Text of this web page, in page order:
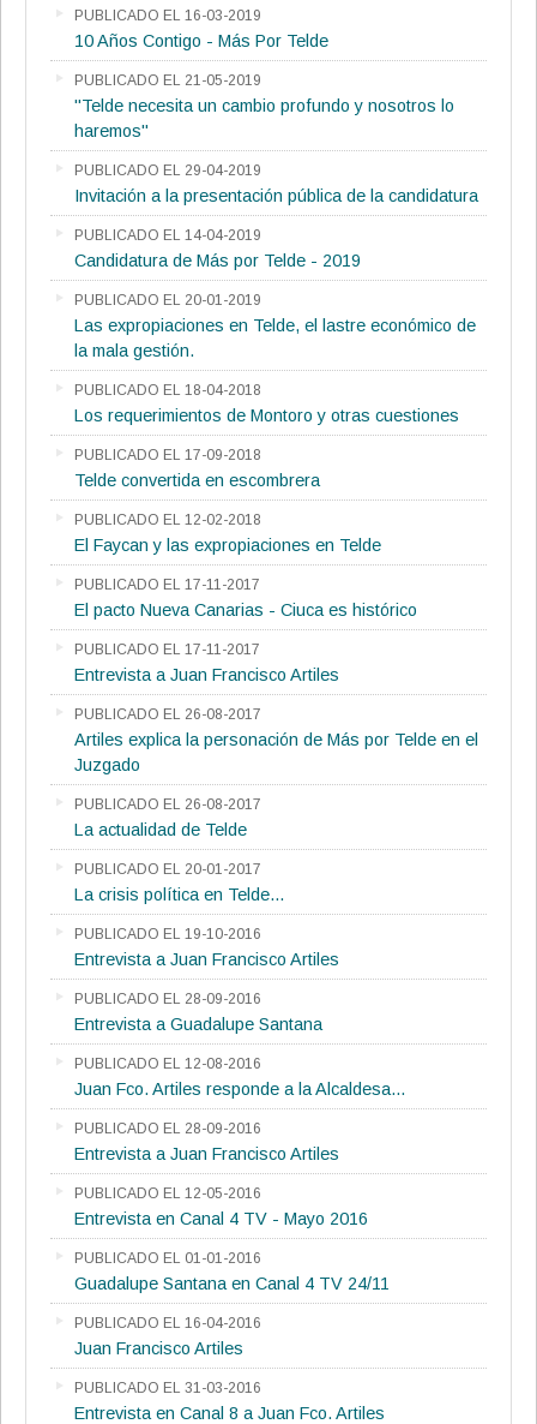
PUBLICADO EL 16-03-2019
10 Años Contigo - Más Por Telde
PUBLICADO EL 21-05-2019
"Telde necesita un cambio profundo y nosotros lo
haremos"
PUBLICADO EL 29-04-2019
Invitación a la presentación pública de la candidatura
PUBLICADO EL 14-04-2019
Candidatura de Más por Telde - 2019
PUBLICADO EL 20-01-2019
Las expropiaciones en Telde, el lastre económico de
la mala gestión.
PUBLICADO EL 18-04-2018
Los requerimientos de Montoro y otras cuestiones
PUBLICADO EL 17-09-2018
Telde convertida en escombrera
PUBLICADO EL 12-02-2018
El Faycan y las expropiaciones en Telde
PUBLICADO EL 17-11-2017
El pacto Nueva Canarias - Ciuca es histórico
PUBLICADO EL 17-11-2017
Entrevista a Juan Francisco Artiles
PUBLICADO EL 26-08-2017
Artiles explica la personación de Más por Telde en el
Juzgado
PUBLICADO EL 26-08-2017
La actualidad de Telde
PUBLICADO EL 20-01-2017
La crisis política en Telde...
PUBLICADO EL 19-10-2016
Entrevista a Juan Francisco Artiles
PUBLICADO EL 28-09-2016
Entrevista a Guadalupe Santana
PUBLICADO EL 12-08-2016
Juan Fco. Artiles responde a la Alcaldesa...
PUBLICADO EL 28-09-2016
Entrevista a Juan Francisco Artiles
PUBLICADO EL 12-05-2016
Entrevista en Canal 4 TV - Mayo 2016
PUBLICADO EL 01-01-2016
Guadalupe Santana en Canal 4 TV 24/11
PUBLICADO EL 16-04-2016
Juan Francisco Artiles
PUBLICADO EL 31-03-2016
Entrevista en Canal 8 a Juan Fco. Artiles